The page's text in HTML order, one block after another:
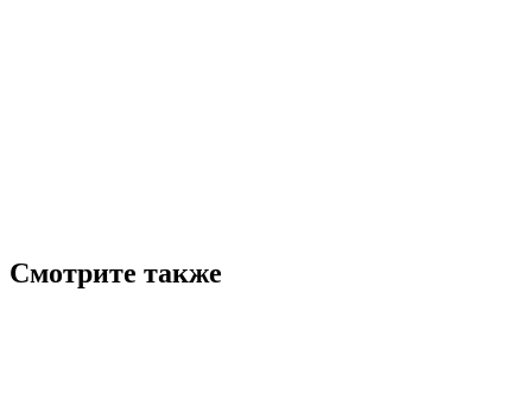
Смотрите также